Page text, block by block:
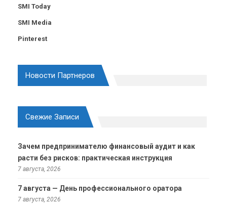
SMI Today
SMI Media
Pinterest
Новости Партнеров
Свежие Записи
Зачем предпринимателю финансовый аудит и как
расти без рисков: практическая инструкция
7 августа, 2026
7 августа — День профессионального оратора
7 августа, 2026